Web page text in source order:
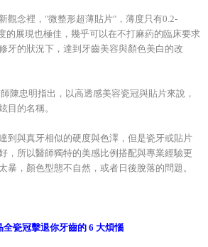
觀念裡，"微整形超薄貼片"，薄度只有0.2-
的展現也極佳，幾乎可以在不打麻葯的臨床要求
牙的狀況下，達到牙齒美容與顏色美白的改
陳忠明指出，以高透感美容瓷冠與貼片來說，
目的名稱。
到與真牙相似的硬度與色澤，但是瓷牙或貼片
，所以醫師獨特的美感比例搭配與專業經驗更
暴，顏色型態不自然，或者日後脫落的問題。
全瓷冠擊退你牙齒的 6 大煩惱